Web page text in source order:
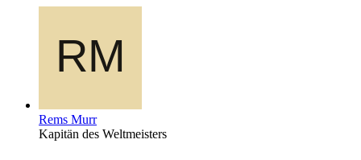
Rems Murr
Kapitän des Weltmeisters